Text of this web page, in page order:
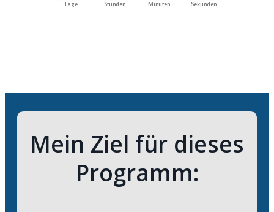
Tage Stunden Minuten Sekunden
Mein Ziel für dieses
Programm: